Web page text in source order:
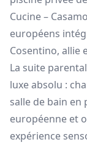
Cucine –
européens
Cosentino, allie
La suite
luxe absolu :
salle de bain
européenne et
expérience